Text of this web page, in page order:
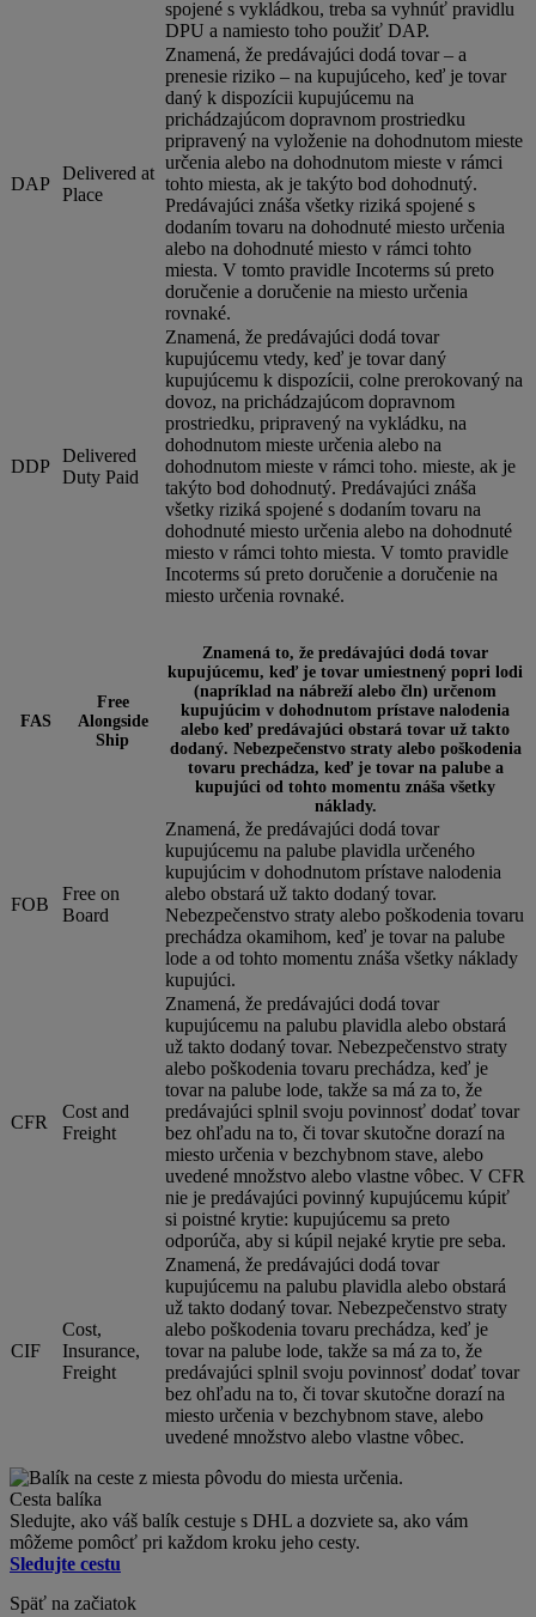
spojené s vykládkou, treba sa vyhnúť pravidlu
DPU a namiesto toho použiť DAP.
DAP
Delivered at
Place
Znamená, že predávajúci dodá tovar – a
prenesie riziko – na kupujúceho, keď je tovar
daný k dispozícii kupujúcemu na
prichádzajúcom dopravnom prostriedku
pripravený na vyloženie na dohodnutom mieste
určenia alebo na dohodnutom mieste v rámci
tohto miesta, ak je takýto bod dohodnutý.
Predávajúci znáša všetky riziká spojené s
dodaním tovaru na dohodnuté miesto určenia
alebo na dohodnuté miesto v rámci tohto
miesta. V tomto pravidle Incoterms sú preto
doručenie a doručenie na miesto určenia
rovnaké.
DDP
Delivered
Duty Paid
Znamená, že predávajúci dodá tovar
kupujúcemu vtedy, keď je tovar daný
kupujúcemu k dispozícii, colne prerokovaný na
dovoz, na prichádzajúcom dopravnom
prostriedku, pripravený na vykládku, na
dohodnutom mieste určenia alebo na
dohodnutom mieste v rámci toho. mieste, ak je
takýto bod dohodnutý. Predávajúci znáša
všetky riziká spojené s dodaním tovaru na
dohodnuté miesto určenia alebo na dohodnuté
miesto v rámci tohto miesta. V tomto pravidle
Incoterms sú preto doručenie a doručenie na
miesto určenia rovnaké.
FAS
Free
Alongside
Ship
Znamená to, že predávajúci dodá tovar
kupujúcemu, keď je tovar umiestnený popri lodi
(napríklad na nábreží alebo čln) určenom
kupujúcim v dohodnutom prístave nalodenia
alebo keď predávajúci obstará tovar už takto
dodaný. Nebezpečenstvo straty alebo poškodenia
tovaru prechádza, keď je tovar na palube a
kupujúci od tohto momentu znáša všetky
náklady.
FOB
Free on
Board
Znamená, že predávajúci dodá tovar
kupujúcemu na palube plavidla určeného
kupujúcim v dohodnutom prístave nalodenia
alebo obstará už takto dodaný tovar.
Nebezpečenstvo straty alebo poškodenia tovaru
prechádza okamihom, keď je tovar na palube
lode a od tohto momentu znáša všetky náklady
kupujúci.
CFR
Cost and
Freight
Znamená, že predávajúci dodá tovar
kupujúcemu na palubu plavidla alebo obstará
už takto dodaný tovar. Nebezpečenstvo straty
alebo poškodenia tovaru prechádza, keď je
tovar na palube lode, takže sa má za to, že
predávajúci splnil svoju povinnosť dodať tovar
bez ohľadu na to, či tovar skutočne dorazí na
miesto určenia v bezchybnom stave, alebo
uvedené množstvo alebo vlastne vôbec. V CFR
nie je predávajúci povinný kupujúcemu kúpiť
si poistné krytie: kupujúcemu sa preto
odporúča, aby si kúpil nejaké krytie pre seba.
CIF
Cost,
Insurance,
Freight
Znamená, že predávajúci dodá tovar
kupujúcemu na palubu plavidla alebo obstará
už takto dodaný tovar. Nebezpečenstvo straty
alebo poškodenia tovaru prechádza, keď je
tovar na palube lode, takže sa má za to, že
predávajúci splnil svoju povinnosť dodať tovar
bez ohľadu na to, či tovar skutočne dorazí na
miesto určenia v bezchybnom stave, alebo
uvedené množstvo alebo vlastne vôbec.
Cesta balíka
Sledujte, ako váš balík cestuje s DHL a dozviete sa, ako vám
môžeme pomôcť pri každom kroku jeho cesty.
Sledujte cestu
Späť na začiatok